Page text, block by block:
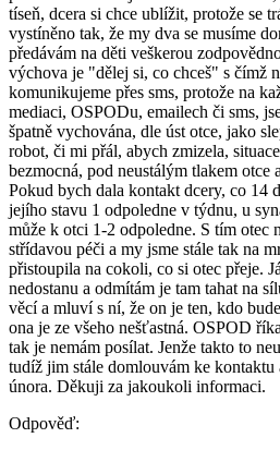
tíseň, dcera si chce ublížit, protože se
vystíněno tak, že my dva se musíme
předávám na děti veškerou
výchova je "dělej si, co chceš" s čímž
komunikujeme přes sms, protože na
mediaci, OSPODu, emailech či sms,
špatně vychována, dle úst otce, jako
robot, či mi přál, abych zmizela,
bezmocná, pod neustálým tlakem otce
Pokud bych dala kontakt dcery, co 14
jejího stavu 1 odpoledne v týdnu, u
může k otci 1-2 odpoledne. S tím otec
střídavou péči a my jsme stále tak na
přistoupila na cokoli, co si otec přeje.
nedostanu a odmítám je tam tahat na
věcí a mluví s ní, že on je ten, kdo
ona je ze všeho nešťastná. OSPOD
tak je nemám posílat. Jenže takto to
tudíž jim stále domlouvám ke kontaktu
února. Děkuji za jakoukoli informaci.
Odpověď: